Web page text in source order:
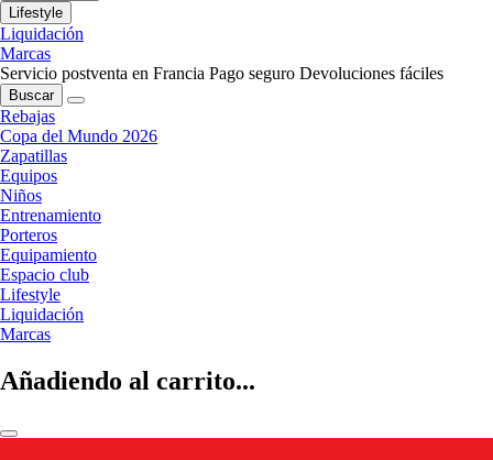
Lifestyle
Liquidación
Marcas
Servicio postventa en Francia Pago seguro Devoluciones fáciles
Buscar
Rebajas
Copa del Mundo 2026
Zapatillas
Equipos
Niños
Entrenamiento
Porteros
Equipamiento
Espacio club
Lifestyle
Liquidación
Marcas
Añadiendo al carrito...